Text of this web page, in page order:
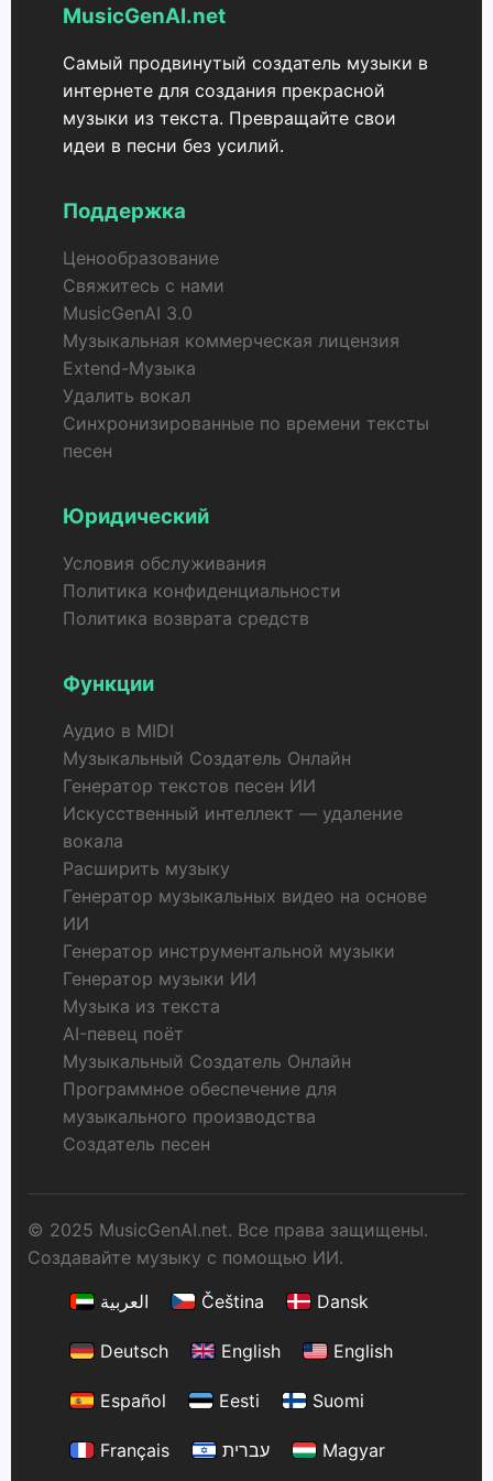
MusicGenAI.net
Самый продвинутый создатель музыки в
интернете для создания прекрасной
музыки из текста. Превращайте свои
идеи в песни без усилий.
Поддержка
Ценообразование
Свяжитесь с нами
MusicGenAI 3.0
Музыкальная коммерческая лицензия
Extend-Музыка
Удалить вокал
Синхронизированные по времени тексты
песен
Юридический
Условия обслуживания
Политика конфиденциальности
Политика возврата средств
Функции
Аудио в MIDI
Музыкальный Создатель Онлайн
Генератор текстов песен ИИ
Искусственный интеллект — удаление
вокала
Расширить музыку
Генератор музыкальных видео на основе
ИИ
Генератор инструментальной музыки
Генератор музыки ИИ
Музыка из текста
AI-певец поёт
Музыкальный Создатель Онлайн
Программное обеспечение для
музыкального производства
Создатель песен
© 2025 MusicGenAI.net. Все права защищены.
Создавайте музыку с помощью ИИ.
العربية
Čeština Dansk
Deutsch English English
Español Eesti Suomi
Français עברית Magyar